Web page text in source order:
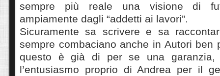
sempre più reale una visione di
ampiamente dagli “addetti ai lavori”.
Sicuramente sa scrivere e sa
sempre combaciano anche in Autori ben
questo è già di per se una garanzia,
l’entusiasmo proprio di Andrea per il